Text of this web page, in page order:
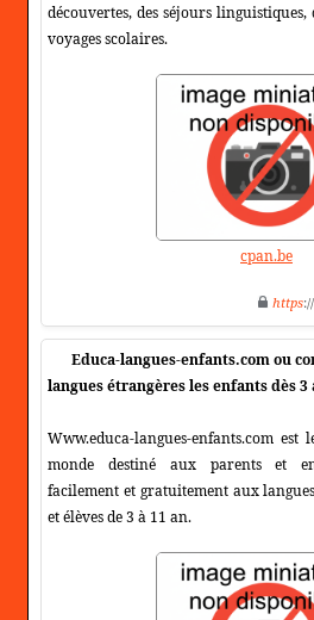
découvertes, des séjours linguistiques,
voyages scolaires.
cpan.be
https
Educa-langues-enfants.com ou
langues étrangères les enfants dès 3
Www.educa-langues-enfants.com
monde destiné aux parents et
facilement et gratuitement aux
et élèves de 3 à 11 an.